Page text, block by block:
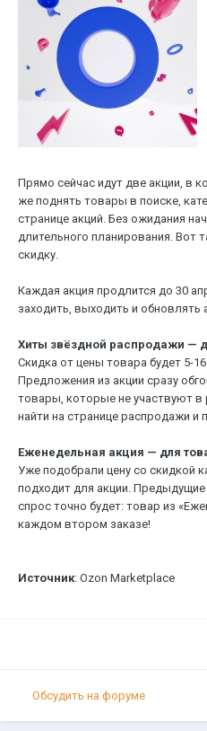
Прямо сейчас идут две акции, в
же поднять товары в поиске,
странице акций. Без ожидания
длительного планирования. Вот
скидку.
Каждая акция продлится до 30
заходить, выходить и обновлять
Хиты звёздной распродажи —
Скидка от цены товара будет 5-
Предложения из акции сразу
товары, которые не участвуют в
найти на странице распродажи и
Еженедельная акция — для
Уже подобрали цену со скидкой
подходит для акции.
спрос точно будет: товар из
каждом втором заказе!
Источник: Ozon Marketplace
Обсудить на форуме